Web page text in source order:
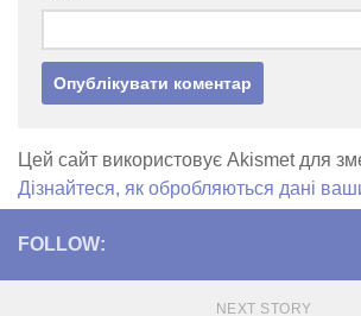
Цей сайт використовує Akismet для
Дізнайтеся, як обробляються дані
FOLLOW:
NEXT STORY